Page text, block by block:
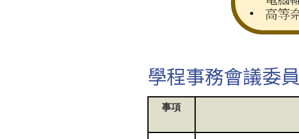
學程事務會議委員
事項